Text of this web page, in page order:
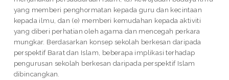
yang memberi penghormatan kepada guru dan kecintaan
kepada ilmu, dan (e) memberi kemudahan kepada aktiviti
yang diberi perhatian oleh agama dan mencegah perkara
mungkar. Berdasarkan konsep sekolah berkesan daripada
perspektif Barat dan Islam, beberapa implikasi terhadap
pengurusan sekolah berkesan daripada perspektif Islam
dibincangkan.